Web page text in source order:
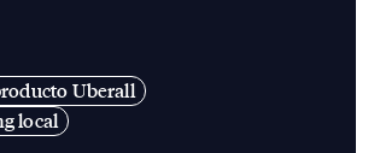
Uberall
local